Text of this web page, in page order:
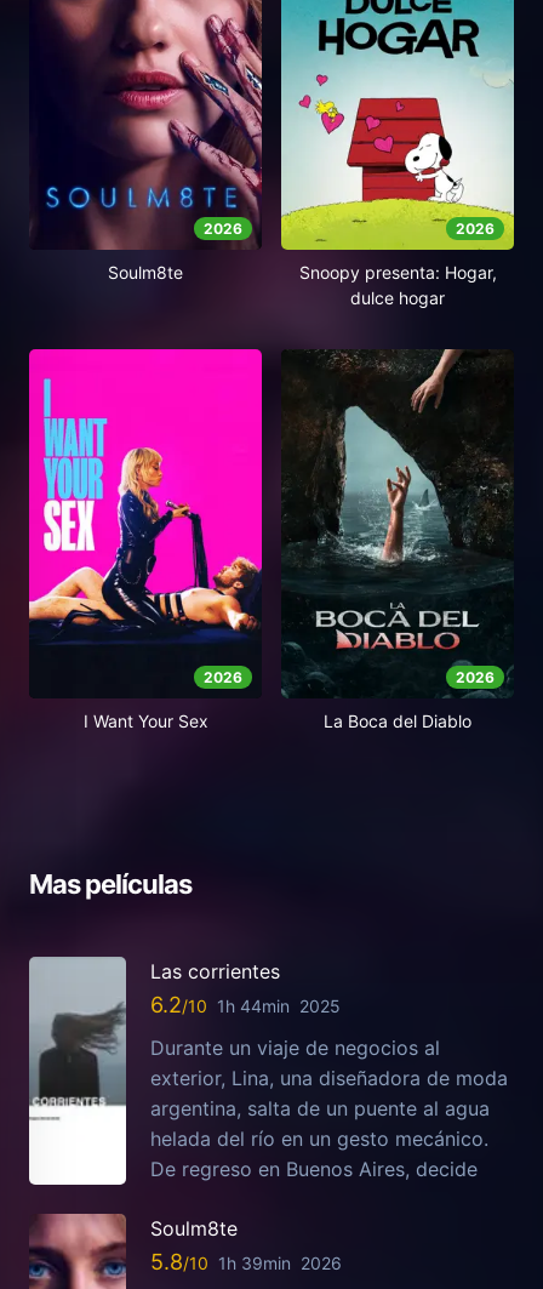
2026
Soulm8te
2026
Snoopy presenta: Hogar,
dulce hogar
2026
I Want Your Sex
2026
La Boca del Diablo
Mas películas
Las corrientes
6.2 1h 44min 2025
Durante un viaje de negocios al
exterior, Lina, una diseñadora de moda
argentina, salta de un puente al agua
helada del río en un gesto mecánico.
De regreso en Buenos Aires, decide
Soulm8te
5.8 1h 39min 2026